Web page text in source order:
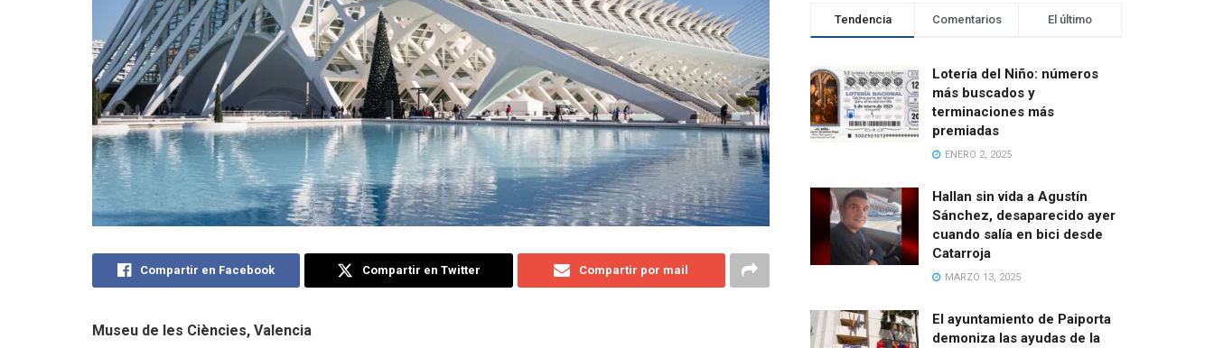
Compartir en Facebook Compartir en Twitter Compartir por mail
Museu de les Ciències, Valencia
Tendencia Comentarios El último
Lotería del Niño: números
más buscados y
terminaciones más
premiadas
ENERO 2, 2025
Hallan sin vida a Agustín
Sánchez, desaparecido ayer
cuando salía en bici desde
Catarroja
MARZO 13, 2025
El ayuntamiento de Paiporta
demoniza las ayudas de la